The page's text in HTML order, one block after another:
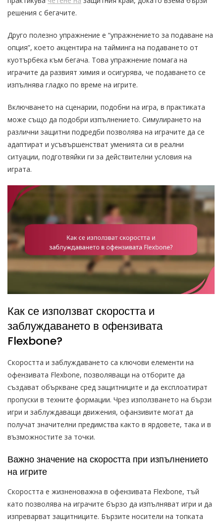
решения с бегачите.
Друго полезно упражнение е “упражнението за подаване на
опция”, което акцентира на тайминга на подаването от
куотърбека към бегача. Това упражнение помага на
играчите да развият химия и осигурява, че подаването се
изпълнява гладко по време на игрите.
Включването на сценарии, подобни на игра, в практиката
може също да подобри изпълнението. Симулирането на
различни защитни подредби позволява на играчите да се
адаптират и усъвършенстват уменията си в реални
ситуации, подготвяйки ги за действителни условия на
играта.
Как се използват скоростта и
заблуждаването в офензивата
Flexbone?
Скоростта и заблуждаването са ключови елементи на
офензивата Flexbone, позволяващи на отборите да
създават объркване сред защитниците и да експлоатират
пропуски в техните формации. Чрез използването на бързи
игри и заблуждаващи движения, офанзивите могат да
получат значителни предимства както в ярдовете, така и в
възможностите за точки.
Важно значение на скоростта при изпълнението
на игрите
Скоростта е жизненоважна в офензивата Flexbone, тъй
като позволява на играчите бързо да изпълняват игри и да
изпреварват защитниците. Бързите носители на топката